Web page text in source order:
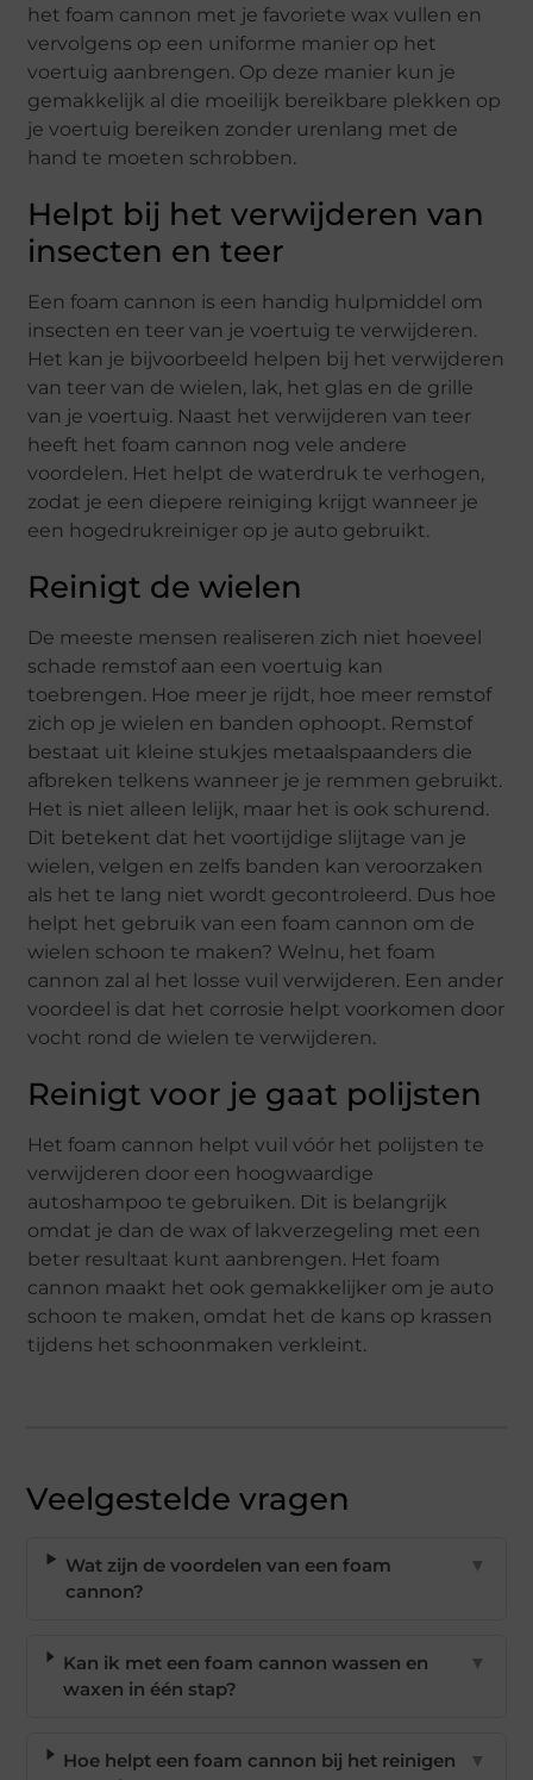
het foam cannon met je favoriete wax vullen en
vervolgens op een uniforme manier op het
voertuig aanbrengen. Op deze manier kun je
gemakkelijk al die moeilijk bereikbare plekken op
je voertuig bereiken zonder urenlang met de
hand te moeten schrobben.
Helpt bij het verwijderen van
insecten en teer
Een foam cannon is een handig hulpmiddel om
insecten en teer van je voertuig te verwijderen.
Het kan je bijvoorbeeld helpen bij het verwijderen
van teer van de wielen, lak, het glas en de grille
van je voertuig. Naast het verwijderen van teer
heeft het foam cannon nog vele andere
voordelen. Het helpt de waterdruk te verhogen,
zodat je een diepere reiniging krijgt wanneer je
een hogedrukreiniger op je auto gebruikt.
Reinigt de wielen
De meeste mensen realiseren zich niet hoeveel
schade remstof aan een voertuig kan
toebrengen. Hoe meer je rijdt, hoe meer remstof
zich op je wielen en banden ophoopt. Remstof
bestaat uit kleine stukjes metaalspaanders die
afbreken telkens wanneer je je remmen gebruikt.
Het is niet alleen lelijk, maar het is ook schurend.
Dit betekent dat het voortijdige slijtage van je
wielen, velgen en zelfs banden kan veroorzaken
als het te lang niet wordt gecontroleerd. Dus hoe
helpt het gebruik van een foam cannon om de
wielen schoon te maken? Welnu, het foam
cannon zal al het losse vuil verwijderen. Een ander
voordeel is dat het corrosie helpt voorkomen door
vocht rond de wielen te verwijderen.
Reinigt voor je gaat polijsten
Het foam cannon helpt vuil vóór het polijsten te
verwijderen door een hoogwaardige
autoshampoo te gebruiken. Dit is belangrijk
omdat je dan de wax of lakverzegeling met een
beter resultaat kunt aanbrengen. Het foam
cannon maakt het ook gemakkelijker om je auto
schoon te maken, omdat het de kans op krassen
tijdens het schoonmaken verkleint.
Veelgestelde vragen
Wat zijn de voordelen van een foam
cannon?
▼
Kan ik met een foam cannon wassen en
waxen in één stap?
▼
Hoe helpt een foam cannon bij het reinigen
▼